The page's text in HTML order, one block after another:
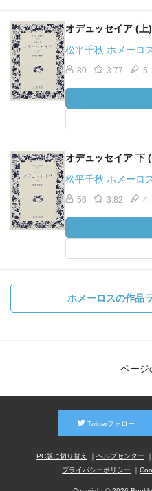
オデュッセイア (
松平千秋 ホメーロ
80 3.77 5
オデュッセイア 下
松平千秋 ホメーロ
56 3.82 4
ホメーロスの作品
ページ
Twitterフォロー
PC版に切り替え ヘルプセンター
プライバシーポリシー